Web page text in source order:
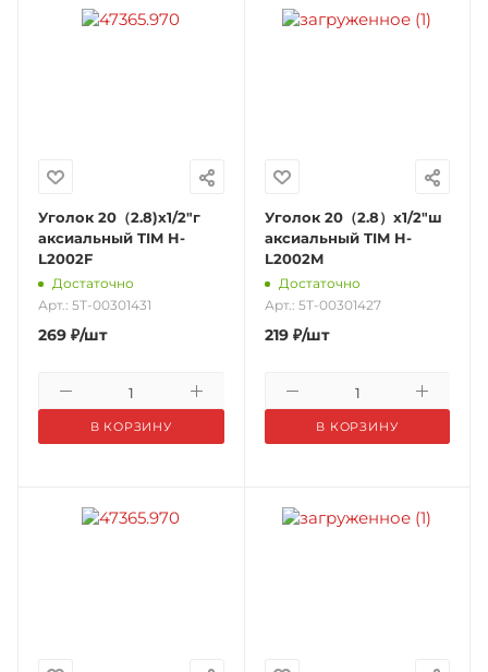
Уголок 20（2.8)х1/2"г
аксиальный TIM H-
L2002F
Достаточно
Арт.: 5Т-00301431
269 ₽/шт
В КОРЗИНУ
Уголок 20（2.8）х1/2"ш
аксиальный TIM H-
L2002M
Достаточно
Арт.: 5Т-00301427
219₽/шт
В КОРЗИНУ